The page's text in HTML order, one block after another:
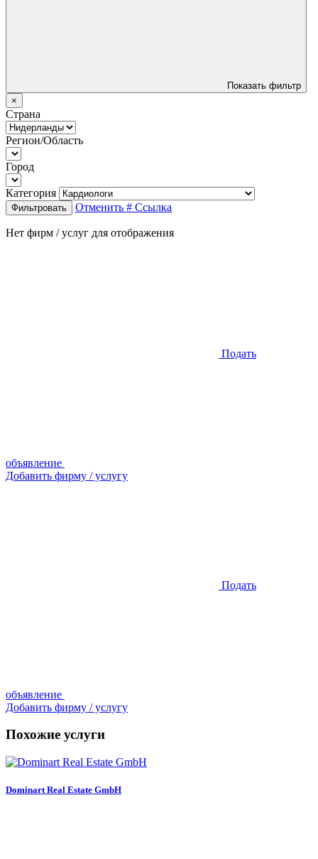
Показать фильтр
×
Страна
Регион/Область
Город
Категория
Фильтровать Отменить # Ссылка
Нет фирм / услуг для отображения
Подать
объявление
Добавить фирму / услугу
Подать
объявление
Добавить фирму / услугу
Похожие услуги
Dominart Real Estate GmbH